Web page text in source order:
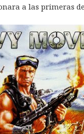
a las primeras